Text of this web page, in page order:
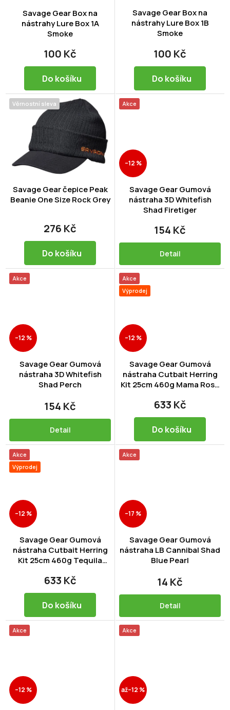
Savage Gear Box na
nástrahy Lure Box 1A
Smoke
100 Kč
Do košíku
Savage Gear Box na
nástrahy Lure Box 1B
Smoke
100 Kč
Do košíku
Věrnostní sleva
Savage Gear čepice Peak
Beanie One Size Rock Grey
276 Kč
Do košíku
Akce
–12 %
Savage Gear Gumová
nástraha 3D Whitefish
Shad Firetiger
154 Kč
Detail
Akce
–12 %
Savage Gear Gumová
nástraha 3D Whitefish
Shad Perch
154 Kč
Detail
Akce
Výprodej
–12 %
Savage Gear Gumová
nástraha Cutbait Herring
Kit 25cm 460g Mama Rosa
633 Kč
Do košíku
Akce
Výprodej
–12 %
Savage Gear Gumová
nástraha Cutbait Herring
Kit 25cm 460g Tequila
633 Kč
Do košíku
Akce
–17 %
Savage Gear Gumová
nástraha LB Cannibal Shad
Blue Pearl
14 Kč
Detail
Akce
–12 %
Akce
až–12 %